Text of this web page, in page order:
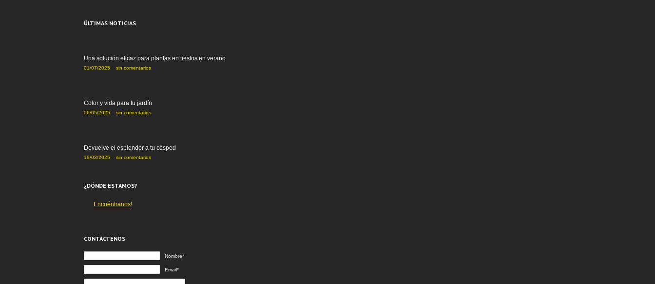
ÚLTIMAS NOTICIAS
Una solución eficaz para plantas en tiestos en verano
01/07/2025 sin comentarios
Color y vida para tu jardín
06/05/2025 sin comentarios
Devuelve el esplendor a tu césped
19/03/2025 sin comentarios
¿DÓNDE ESTAMOS?
Encuéntranos!
CONTÁCTENOS
Nombre*
Email*